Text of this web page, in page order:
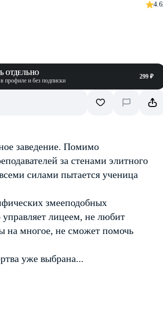
4.6
ОТДЕЛЬНО
в профиле и без подписки
299 ₽
заведение. Помимо
за стенами элитного
силами пытается ученица
змееподобных
лицеем, не любит
на многое, не сможет помочь
уже выбрана...